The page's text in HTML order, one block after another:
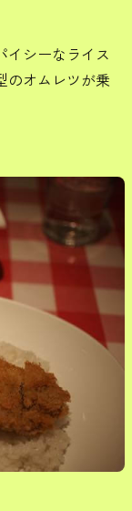
イシーなライス
のオムレツが乗